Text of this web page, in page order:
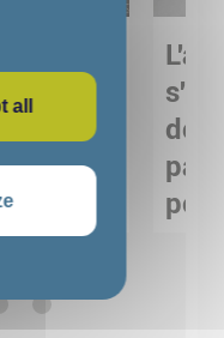
de
à la
de
5
all